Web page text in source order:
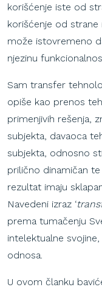
korišćenje iste od
korišćenje od strane
može istovremeno
njezinu
Sam transfer
opiše kao prenos
primenjivih rešenja,
subjekta, davaoca
subjekta, odnosno
prilično dinamičan
rezultat imaju
Navedeni izraz ‘
prema tumačenju
intelektualne
odnosa.
U ovom članku